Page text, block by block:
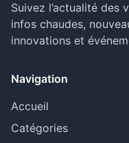
Suivez l’actualité des
infos chaudes,
innovations et
Navigation
Accueil
Catégories